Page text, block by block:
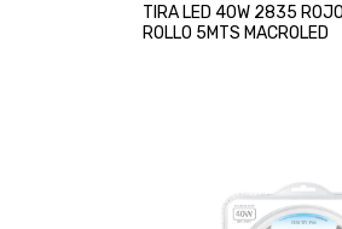
TIRA LED 40W 2835
ROLLO 5MTS MACROLED